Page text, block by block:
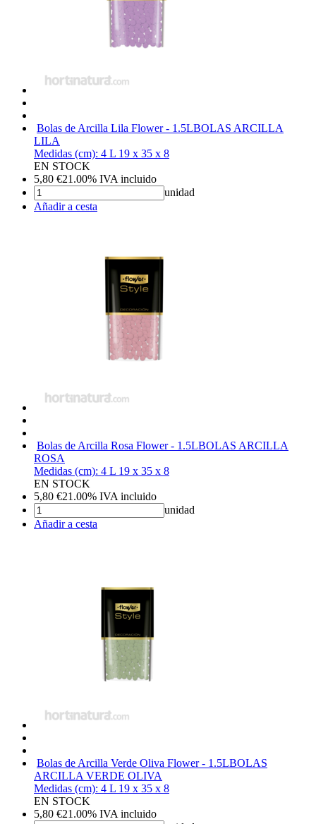
Bolas de Arcilla Lila Flower - 1.5LBOLAS ARCILLA
LILA
Medidas (cm): 4 L 19 x 35 x 8
EN STOCK
5,80 €21.00% IVA incluido
unidad
Añadir a cesta
Bolas de Arcilla Rosa Flower - 1.5LBOLAS ARCILLA
ROSA
Medidas (cm): 4 L 19 x 35 x 8
EN STOCK
5,80 €21.00% IVA incluido
unidad
Añadir a cesta
Bolas de Arcilla Verde Oliva Flower - 1.5LBOLAS
ARCILLA VERDE OLIVA
Medidas (cm): 4 L 19 x 35 x 8
EN STOCK
5,80 €21.00% IVA incluido